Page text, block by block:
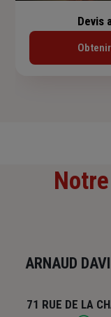
Devis
ARNAUD
71 RUE DE LA